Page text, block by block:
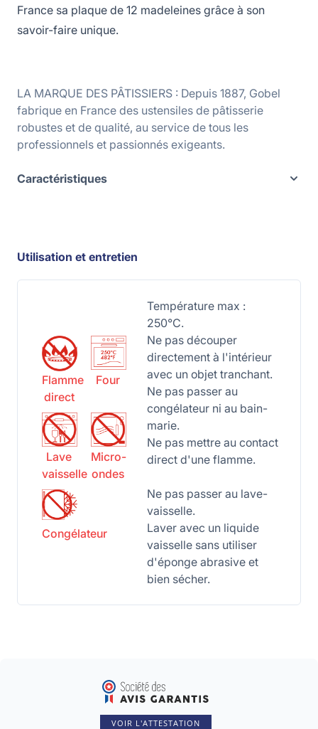
France sa plaque de 12 madeleines grâce à son
savoir-faire unique.
LA MARQUE DES PÂTISSIERS : Depuis 1887, Gobel
fabrique en France des ustensiles de pâtisserie
robustes et de qualité, au service de tous les
professionnels et passionnés exigeants.
Caractéristiques
Utilisation et entretien
Flamme
direct
Four
Lave
vaisselle
Micro-
ondes
Congélateur
Température max :
250°C.
Ne pas découper
directement à l'intérieur
avec un objet tranchant.
Ne pas passer au
congélateur ni au bain-
marie.
Ne pas mettre au contact
direct d'une flamme.
Ne pas passer au lave-
vaisselle.
Laver avec un liquide
vaisselle sans utiliser
d'éponge abrasive et
bien sécher.
VOIR L'ATTESTATION